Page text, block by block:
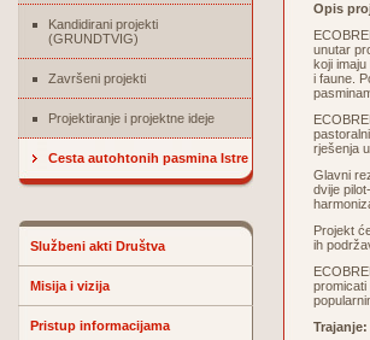
Kandidirani projekti
(GRUNDTVIG)
Završeni projekti
Projektiranje i projektne ideje
Cesta autohtonih pasmina Istre
Službeni akti Društva
Misija i vizija
Pristup informacijama
Opis
unutar
koji
i faune.
rješenja
Glavni
dvije
Projekt
ih
promicati
Trajanje: